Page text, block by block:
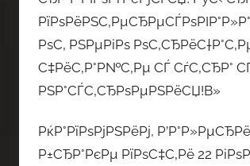
РѕС‚ РЅРµРіРѕ
С‡РёС‚Р°Р№С‚Рµ СЃ СѓС‚СЂР°
РЅР°СЃС‚СЂРѕРµРЅРёСЏ!В»
РќР°РїРѕРјРЅРёРј,
Р±СЂР°РєРµ РїРѕС‡С‚Рё 22